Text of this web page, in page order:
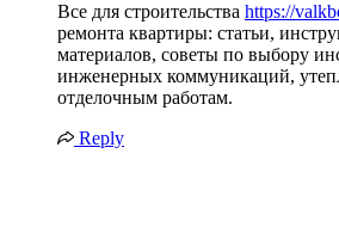
Все для строительства https://
ремонта квартиры: статьи,
материалов, советы по выбору
инженерных коммуникаций,
отделочным работам.
Reply